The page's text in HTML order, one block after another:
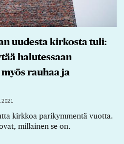
uudesta kirkosta tuli:
halutessaan
rauhaa ja
kirkkoa parikymmentä vuotta.
millainen se on.